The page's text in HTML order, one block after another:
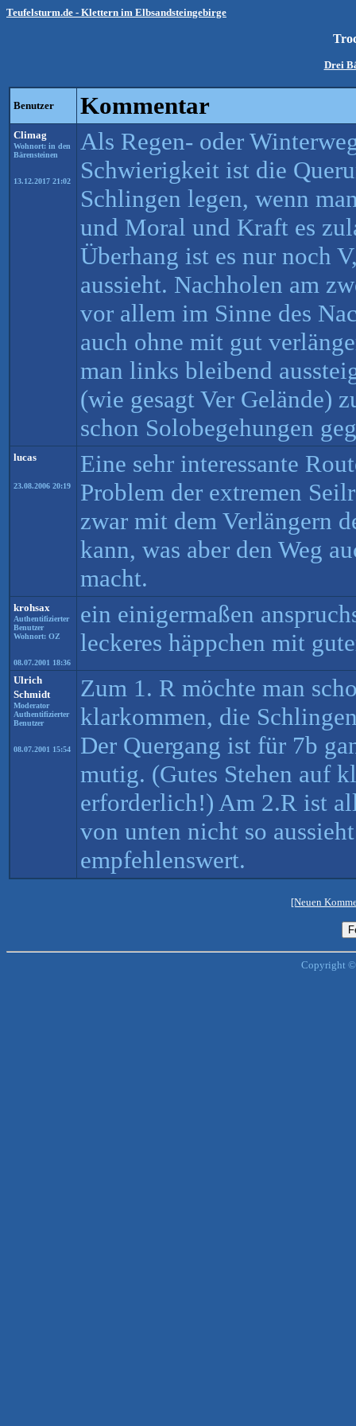
Teufelsturm.de - Klettern im Elbsandsteingebirge
Drei
Benutzer Kommentar
Climag
Wohnort: in den
Bärensteinen
13.12.2017 21:02
Als Regen- oder
Schwierigkeit ist die
Schlingen legen, wenn
und Moral und Kraft es
Überhang ist es nur noch
aussieht. Nachholen am
vor allem im Sinne des
auch ohne mit gut
man links bleibend
(wie gesagt Ver Gelände)
schon Solobegehungen
lucas
23.08.2006 20:19
Eine sehr interessante
Problem der extremen
zwar mit dem Verlängern
kann, was aber den Weg
macht.
krohsax
Authentifizierter
Benutzer
Wohnort: OZ
08.07.2001 18:36
ein einigermaßen
leckeres häppchen mit
Ulrich
Schmidt
Moderator
Authentifizierter
Benutzer
08.07.2001 15:54
Zum 1. R möchte man
klarkommen, die
Der Quergang ist für 7b
mutig. (Gutes Stehen auf
erforderlich!) Am 2.R ist
von unten nicht so
empfehlenswert.
[Neuen
Copyright ©